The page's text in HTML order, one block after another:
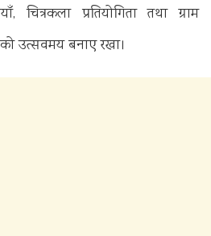
चित्रकला प्रतियोगिता तथा ग्राम
उत्सवमय बनाए रखा।